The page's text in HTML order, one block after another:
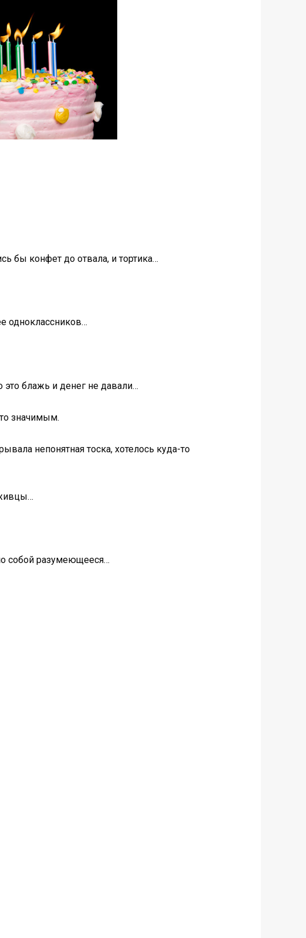
бы конфет до отвала, и тортика…
одноклассников…
это блажь и денег не давали…
значимым.
непонятная тоска, хотелось куда-то
собой разумеющееся…